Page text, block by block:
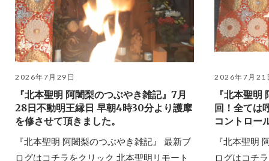
2026年7月29日
『北本聖明 阿闍梨のつぶやき雑記』7月
28日不動明王縁日 早朝4時30分より護摩
を修させて頂きました。
『北本聖明 阿闍梨のつぶやき雑記』 最新ブ
ログはコチラをクリック 北本聖明リモート
2026年7月21
『北本聖
回！全ては
コントロー
『北本聖明
ログはコチ